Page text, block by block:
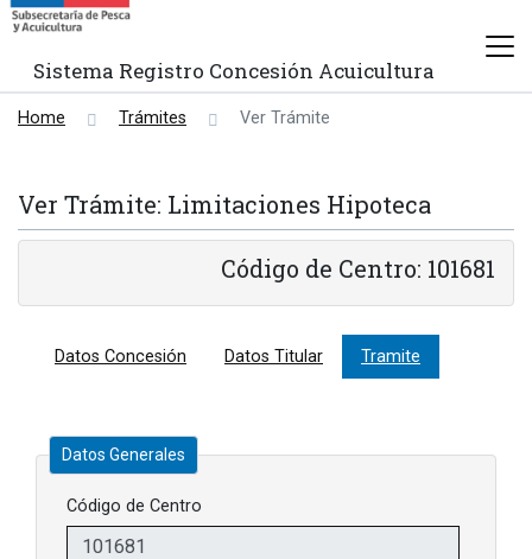
Sistema Registro Concesión Acuicultura
Home Trámites Ver Trámite
Ver Trámite: Limitaciones Hipoteca
Código de Centro: 101681
Datos Concesión Datos Titular Tramite
Datos Generales
Código de Centro